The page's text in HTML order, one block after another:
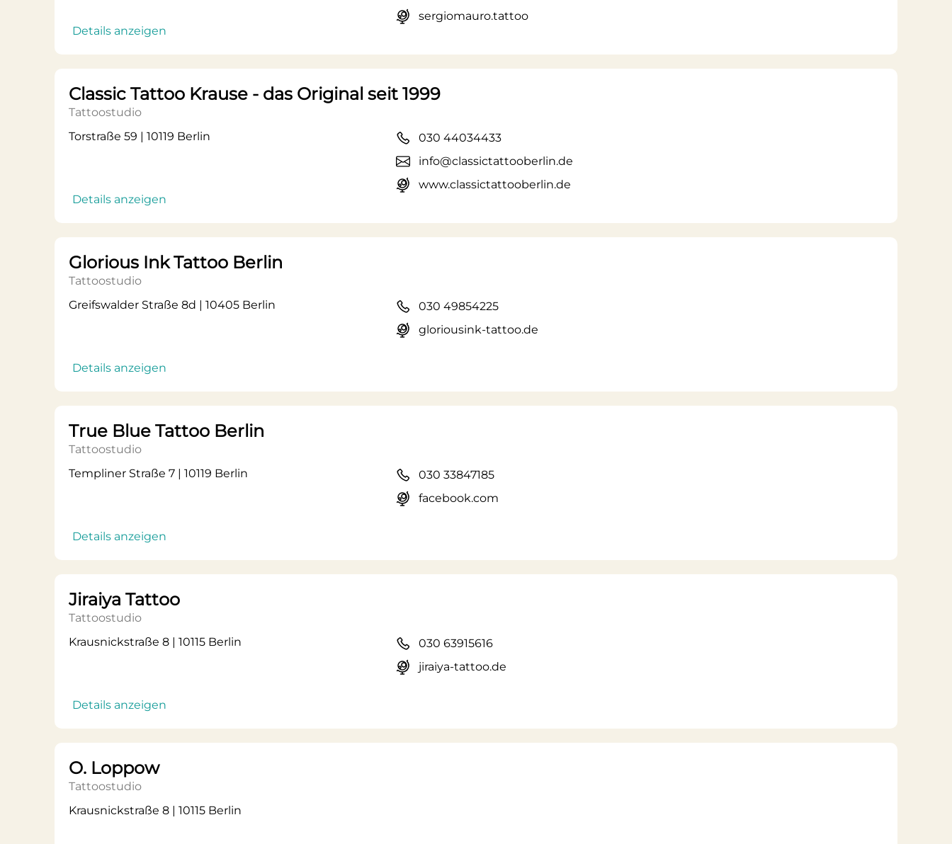
Details anzeigen
sergiomauro.tattoo
Classic Tattoo Krause - das Original seit 1999
Tattoostudio
Torstraße 59 | 10119 Berlin
Details anzeigen
030 44034433
info@classictattooberlin.de
www.classictattooberlin.de
Glorious Ink Tattoo Berlin
Tattoostudio
Greifswalder Straße 8d | 10405 Berlin
Details anzeigen
030 49854225
gloriousink-tattoo.de
True Blue Tattoo Berlin
Tattoostudio
Templiner Straße 7 | 10119 Berlin
Details anzeigen
030 33847185
facebook.com
Jiraiya Tattoo
Tattoostudio
Krausnickstraße 8 | 10115 Berlin
Details anzeigen
030 63915616
jiraiya-tattoo.de
O. Loppow
Tattoostudio
Krausnickstraße 8 | 10115 Berlin